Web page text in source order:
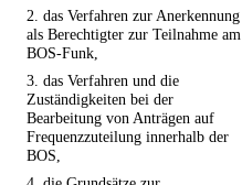
2. das Verfahren zur Anerkennung
als Berechtigter zur Teilnahme am
BOS-Funk,
3. das Verfahren und die
Zuständigkeiten bei der
Bearbeitung von Anträgen auf
Frequenzzuteilung innerhalb der
BOS,